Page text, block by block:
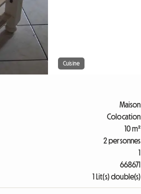
Cuisine
Maison
Colocation
10 m²
2 personnes
1
668671
1 Lit(s) double(s)